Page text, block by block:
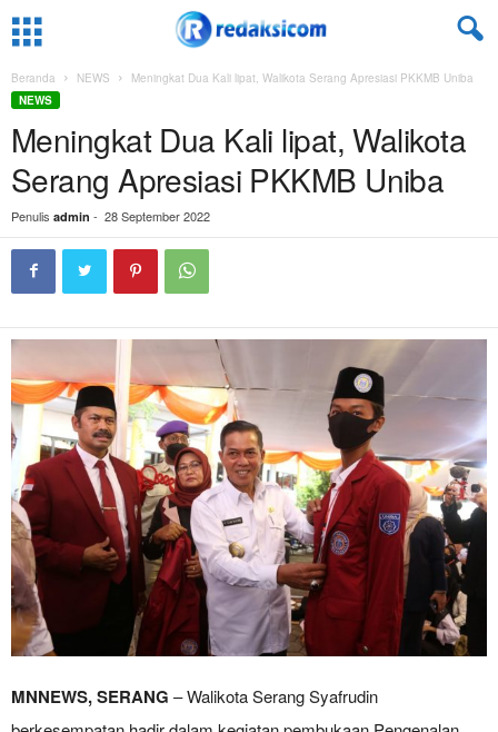
Beranda NEWS
Meningkat Dua Kali lipat, Walikota Serang Apresiasi PKKMB Uniba
NEWS
Meningkat Dua Kali lipat, Walikota
Serang Apresiasi PKKMB Uniba
Penulis admin - 28 September 2022
MNNEWS, SERANG – Walikota Serang Syafrudin